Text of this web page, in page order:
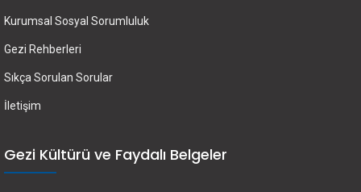
Kurumsal Sosyal Sorumluluk
Gezi Rehberleri
Sıkça Sorulan Sorular
İletişim
Gezi Kültürü ve Faydalı Belgeler